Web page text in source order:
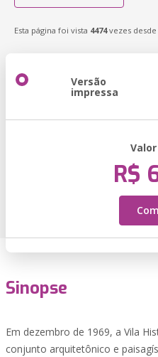
Esta página foi vista 4474vezes desde
Versão
impressa
R$
Sinopse
Em dezembro de 1969, a Vila
conjunto arquitetônico e